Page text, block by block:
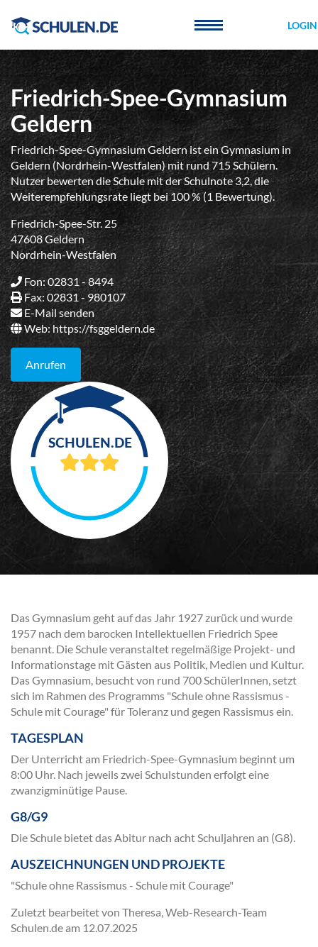
LOGIN
Friedrich-Spee-Gymnasium
Geldern
Friedrich-Spee-Gymnasium Geldern ist ein Gymnasium in
Geldern (Nordrhein-Westfalen) mit rund 715 Schülern.
Nutzer bewerten die Schule mit der Schulnote 3,2, die
Weiterempfehlungsrate liegt bei 100 % (1 Bewertung).
Friedrich-Spee-Str. 25
47608 Geldern
Nordrhein-Westfalen
Fon: 02831 - 8494
Fax: 02831 - 980107
E-Mail senden
Web:https://fsggeldern.de
Anrufen
Das Gymnasium geht auf das Jahr 1927 zurück und wurde
1957 nach dem barocken Intellektuellen Friedrich Spee
benannt. Die Schule veranstaltet regelmäßige Projekt- und
Informationstage mit Gästen aus Politik, Medien und Kultur.
Das Gymnasium, besucht von rund 700 SchülerInnen, setzt
sich im Rahmen des Programms "Schule ohne Rassismus -
Schule mit Courage" für Toleranz und gegen Rassismus ein.
TAGESPLAN
Der Unterricht am Friedrich-Spee-Gymnasium beginnt um
8:00 Uhr. Nach jeweils zwei Schulstunden erfolgt eine
zwanzigminütige Pause.
G8/G9
Die Schule bietet das Abitur nach acht Schuljahren an (G8).
AUSZEICHNUNGEN UND PROJEKTE
"Schule ohne Rassismus - Schule mit Courage"
Zuletzt bearbeitet von Theresa, Web-Research-Team
Schulen.de am 12.07.2025